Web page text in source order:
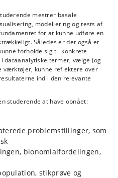
til parameterestimering
værktøjer
mestrer basale
modellering og tests af
for at kunne udføre en
Således er det også et
forholde sig til konkrete
dataanalytiske termer, vælge (og
værktøjer, kunne reflektere over
ind i den relevante
studerende at have opnået:
problemstillinger, som
bionomialfordelingen,
stikprøve og